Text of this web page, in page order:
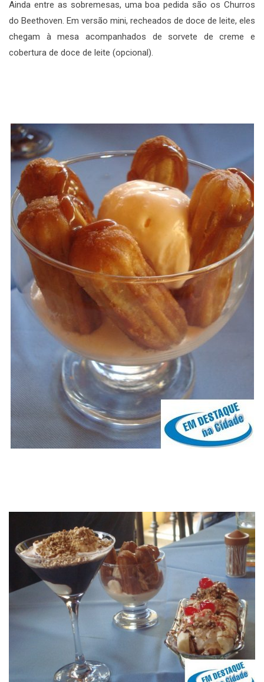
Ainda entre as sobremesas, uma boa pedida são os Churros
do Beethoven. Em versão mini, recheados de doce de leite, eles
chegam à mesa acompanhados de sorvete de creme e
cobertura de doce de leite (opcional).